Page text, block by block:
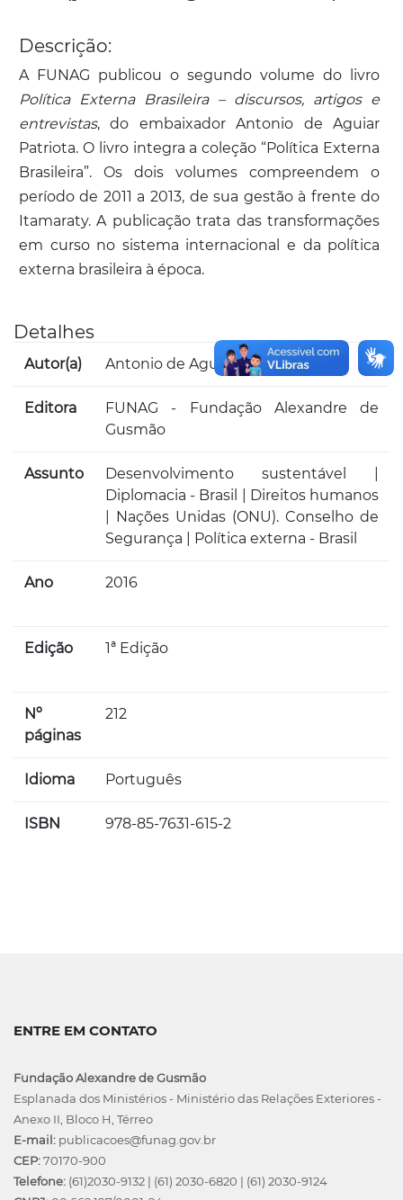
Descrição:
A FUNAG publicou o segundo volume do livro
Política Externa Brasileira – discursos, artigos e
entrevistas, do embaixador Antonio de Aguiar
Patriota. O livro integra a coleção “Política Externa
Brasileira”. Os dois volumes compreendem o
período de 2011 a 2013, de sua gestão à frente do
Itamaraty. A publicação trata das transformações
em curso no sistema internacional e da política
externa brasileira à época.
Detalhes
Autor(a) Antonio de Aguiar Patriota
Editora
FUNAG - Fundação Alexandre de
Gusmão
Assunto
Desenvolvimento sustentável |
Diplomacia - Brasil | Direitos humanos
| Nações Unidas (ONU). Conselho de
Segurança | Política externa - Brasil
Ano 2016
Edição 1ª Edição
Nº
páginas
212
Idioma Português
ISBN 978-85-7631-615-2
ENTRE EM CONTATO
Fundação Alexandre de Gusmão
Esplanada dos Ministérios - Ministério das Relações Exteriores -
Anexo II, Bloco H, Térreo
E-mail: publicacoes@funag.gov.br
CEP:70170-900
Telefone: (61)2030-9132 | (61) 2030-6820 | (61) 2030-9124